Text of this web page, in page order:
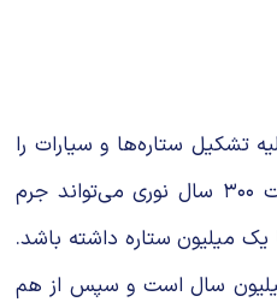
تشکیل ستاره‌ها و سیارات را
در خود دارند. ابری با ضخامت ۳۰۰ سال نوری می‌تواند جرم
میلیون ستاره داشته باشد.
این ابرها بین ۱۰ تا ۱۰۰ میلیون سال است و سپس از هم